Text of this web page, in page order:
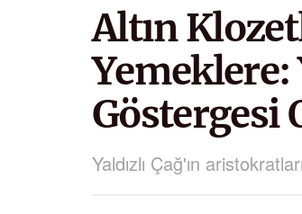
Altın
Yemeklere:
Göstergesi
Yaldızlı Çağ'ın